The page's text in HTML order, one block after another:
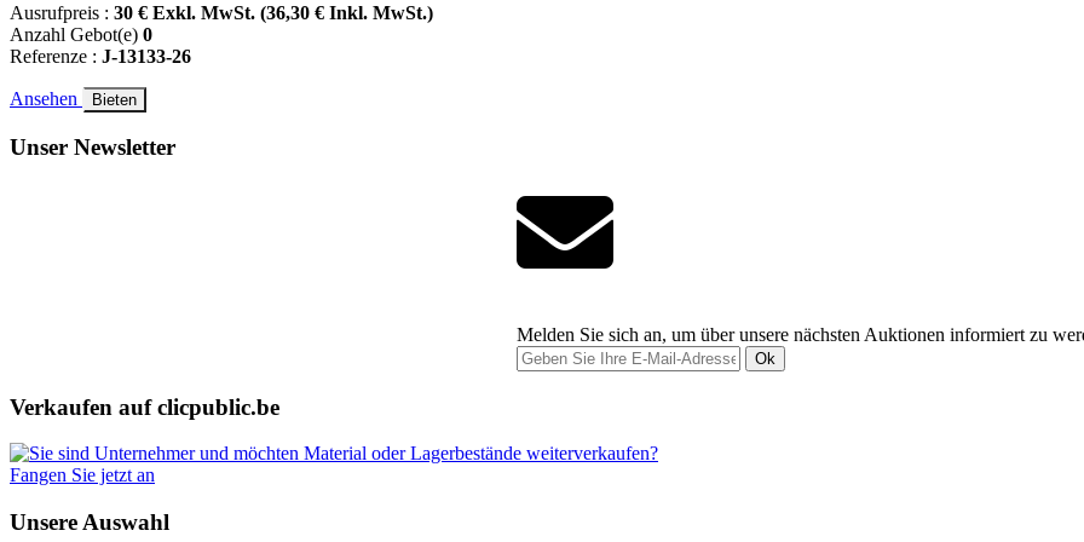
Ausrufpreis : 30 € Exkl. MwSt. (36,30 € Inkl. MwSt.)
Anzahl Gebot(e) 0
Referenze : J-13133-26
Ansehen Bieten
Unser Newsletter
Melden Sie sich an, um über unsere nächsten Auktionen informiert zu
Ok
Verkaufen auf clicpublic.be
Fangen Sie jetzt an
Unsere Auswahl